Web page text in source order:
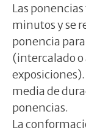
Las
minutos y se
ponencia
(intercalado o
media de
ponencias.
La